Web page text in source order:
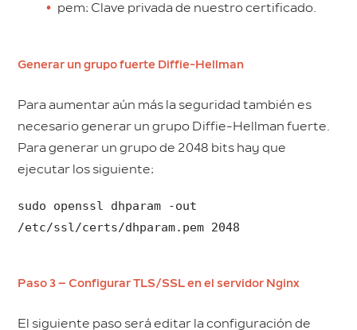
pem: Clave privada de nuestro certificado.
Generar un grupo fuerte Diffie-Hellman
Para aumentar aún más la seguridad también es
necesario generar un grupo Diffie-Hellman fuerte.
Para generar un grupo de 2048 bits hay que
ejecutar los siguiente:
sudo openssl dhparam -out
/etc/ssl/certs/dhparam.pem 2048
Paso 3 – Configurar TLS/SSL en el servidor Nginx
El siguiente paso será editar la configuración de